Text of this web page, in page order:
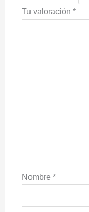
Tu valoración *
Nombre *